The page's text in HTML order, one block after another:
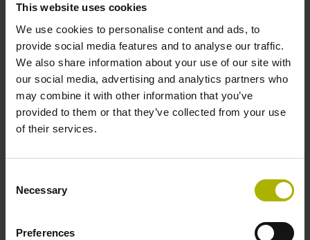
This website uses cookies
We use cookies to personalise content and ads, to
provide social media features and to analyse our traffic.
We also share information about your use of our site with
our social media, advertising and analytics partners who
may combine it with other information that you’ve
provided to them or that they’ve collected from your use
of their services.
Selection
Necessary
Preferences
RVM 4000은 옹골차며, 취급이 쉽습니다. 짧은 설정 프로세
스 후 바로 작동할 수 있습니다. 예열 단계는 필요하지 않습
니다. 이러한 모듈식 측정 시스템은 마모가 없으며, 유지보
수가 필요하지 않습니다.
PC용 신형
소프트웨어에 따라 머신 보정 공정
이 완성됩니다. 준비, 측정 및 평가 공정은 최적의 작업 흐름